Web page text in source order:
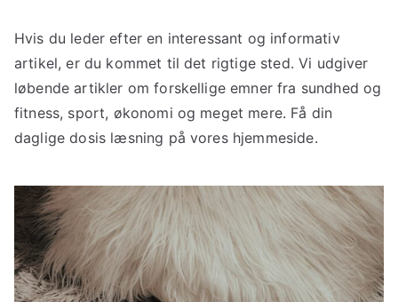
Hvis du leder efter en interessant og informativ
artikel, er du kommet til det rigtige sted. Vi udgiver
løbende artikler om forskellige emner fra sundhed og
fitness, sport, økonomi og meget mere. Få din
daglige dosis læsning på vores hjemmeside.